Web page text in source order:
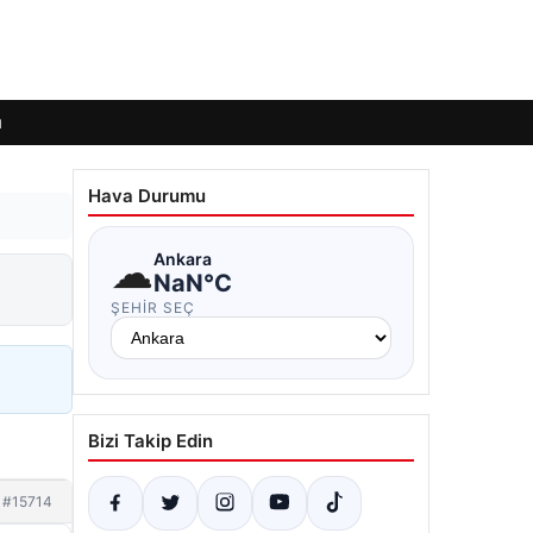
#15714
Hava Durumu
☁Ankara
NaN°C
ŞEHIR SEÇ
Bizi Takip Edin